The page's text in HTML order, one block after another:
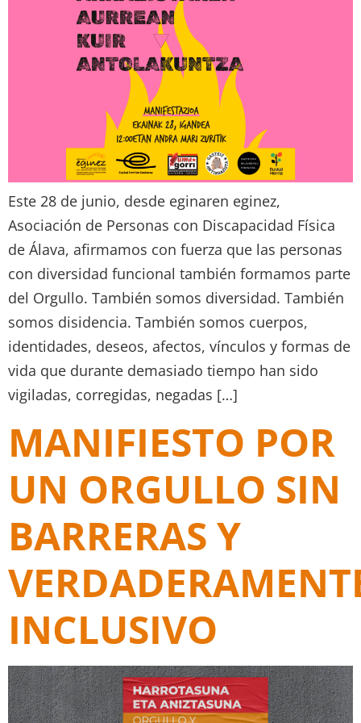
Este 28 de junio, desde eginaren eginez,
Asociación de Personas con Discapacidad Física
de Álava, afirmamos con fuerza que las personas
con diversidad funcional también formamos parte
del Orgullo. También somos diversidad. También
somos disidencia. También somos cuerpos,
identidades, deseos, afectos, vínculos y formas de
vida que durante demasiado tiempo han sido
vigiladas, corregidas, negadas […]
MANIFIESTO POR
UN ORGULLO SIN
BARRERAS Y
INCLUSIVO